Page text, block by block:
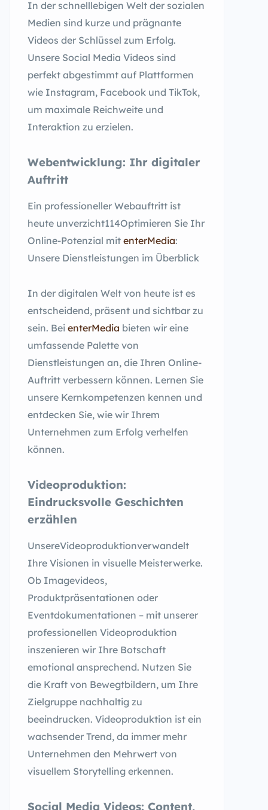
In der schnelllebigen Welt der sozialen
Medien sind kurze und prägnante
Videos der Schlüssel zum Erfolg.
Unsere Social Media Videos sind
perfekt abgestimmt auf Plattformen
wie Instagram, Facebook und TikTok,
um maximale Reichweite und
Interaktion zu erzielen.
Webentwicklung: Ihr digitaler
Auftritt
Ein professioneller Webauftritt ist
heute unverzicht114Optimieren Sie Ihr
Online-Potenzial mit enterMedia:
Unsere Dienstleistungen im Überblick
In der digitalen Welt von heute ist es
entscheidend, präsent und sichtbar zu
sein. Bei enterMedia bieten wir eine
umfassende Palette von
Dienstleistungen an, die Ihren Online-
Auftritt verbessern können. Lernen Sie
unsere Kernkompetenzen kennen und
entdecken Sie, wie wir Ihrem
Unternehmen zum Erfolg verhelfen
können.
Videoproduktion:
Eindrucksvolle Geschichten
erzählen
UnsereVideoproduktionverwandelt
Ihre Visionen in visuelle Meisterwerke.
Ob Imagevideos,
Produktpräsentationen oder
Eventdokumentationen – mit unserer
professionellen Videoproduktion
inszenieren wir Ihre Botschaft
emotional ansprechend. Nutzen Sie
die Kraft von Bewegtbildern, um Ihre
Zielgruppe nachhaltig zu
beeindrucken. Videoproduktion ist ein
wachsender Trend, da immer mehr
Unternehmen den Mehrwert von
visuellem Storytelling erkennen.
Social Media Videos: Content,